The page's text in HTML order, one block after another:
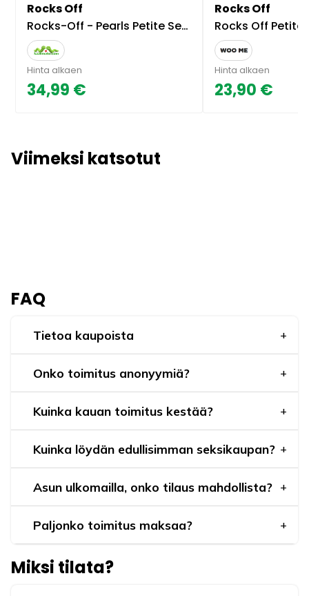
Rocks Off
Rocks-Off - Pearls Petite Sensations
Hinta alkaen
34,99 €
Rocks Off
Rocks Off Petite
Hinta alkaen
23,90 €
Viimeksi katsotut
FAQ
Tietoa kaupoista
Onko toimitus anonyymiä?
Kuinka kauan toimitus kestää?
Kuinka löydän edullisimman seksikaupan?
Asun ulkomailla, onko tilaus mahdollista?
Paljonko toimitus maksaa?
Miksi tilata?